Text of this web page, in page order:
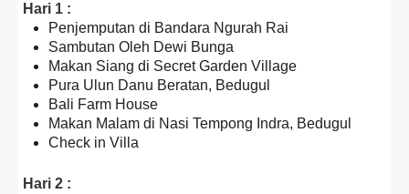
Hari 1 :
Penjemputan di Bandara Ngurah Rai
Sambutan Oleh Dewi Bunga
Makan Siang di Secret Garden Village
Pura Ulun Danu Beratan, Bedugul
Bali Farm House
Makan Malam di Nasi Tempong Indra, Bedugul
Check in Villa
Hari 2 :